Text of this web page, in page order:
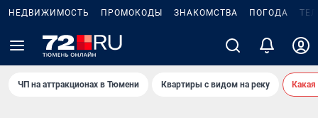
НЕДВИЖИМОСТЬ ПРОМОКОДЫ ЗНАКОМСТВА ПОГОДА
ЧП на аттракционах в Тюмени Квартиры с видом на реку